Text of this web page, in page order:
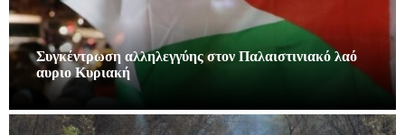
Συγκέντρωση αλληλεγγύης στον Παλαιστινιακό λαό
αυριο Κυριακή